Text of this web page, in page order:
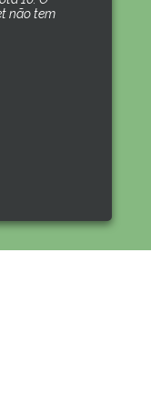
não tem